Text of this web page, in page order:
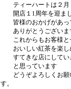
ティーハートは２月
開店１1周年を迎まし
皆様のおかげがあっ
ありがとうござい
これからもお客様と
おいしい紅茶を楽し
すてきな店にしてい
と思っています
どうぞよろしくお願
す。